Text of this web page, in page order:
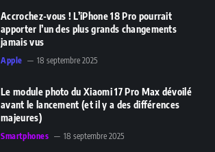
Accrochez-vous ! L’iPhone 18 Pro pourrait
apporter l’un des plus grands changements
jamais vus
Apple 18 septembre 2025
Le module photo du Xiaomi 17 Pro Max dévoilé
avant le lancement (et il y a des différences
majeures)
Smartphones 18 septembre 2025